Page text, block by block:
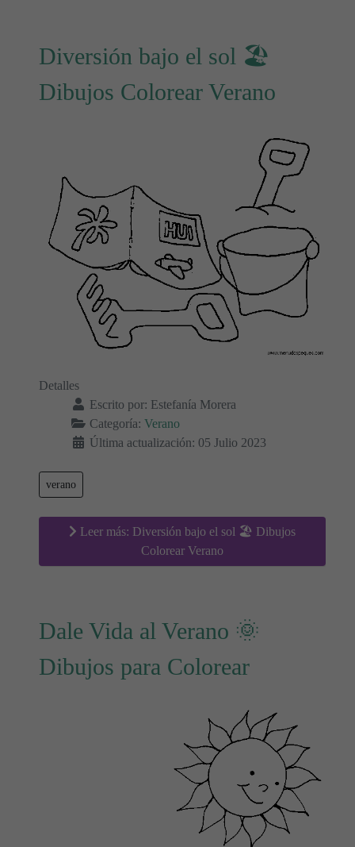
Diversión bajo el sol 🏖
Dibujos Colorear Verano
Detalles
Escrito por: Estefanía Morera
Categoría: Verano
Última actualización: 05 Julio 2023
verano
Leer más: Diversión bajo el sol 🏖 Dibujos
Colorear Verano
Dale Vida al Verano 🌞
Dibujos para Colorear